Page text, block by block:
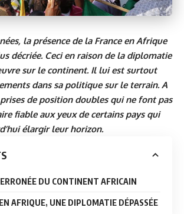
la présence de la France en Afrique
décriée. Ceci en raison de la diplomatie
sur le continent. Il lui est surtout
dans sa politique sur le terrain. A
prises de position doubles qui ne font pas
fiable aux yeux de certains pays qui
élargir leur horizon.
DU CONTINENT AFRICAIN
AFRIQUE, UNE DIPLOMATIE DÉPASSÉE